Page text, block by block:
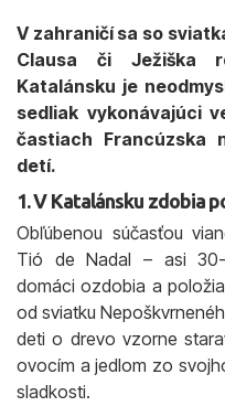
V zahraničí sa so
Clausa či Ježiška
Katalánsku je
sedliak vykonávajúci
častiach Francúzska
detí.
1. V Katalánsku zdobia
Obľúbenou súčasťou
Tió de Nadal – asi 30-
domáci ozdobia a
od sviatku
deti o drevo vzorne
ovocím a jedlom zo
sladkosti.